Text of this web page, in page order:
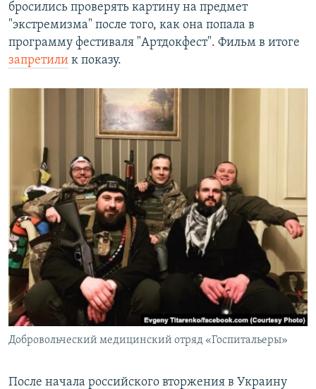
бросились проверять картину на предмет
"экстремизма" после того, как она попала в
программу фестиваля "Артдокфест". Фильм в итоге
запретили к показу.
Добровольческий медицинский отряд «Госпитальеры»
После начала российского вторжения в Украину